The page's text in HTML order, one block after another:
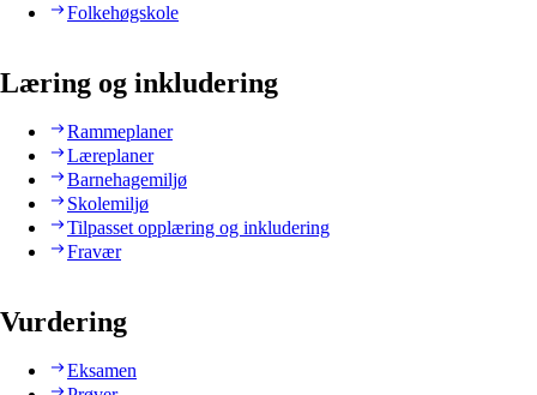
Folkehøgskole
Læring og inkludering
Rammeplaner
Læreplaner
Barnehagemiljø
Skolemiljø
Tilpasset opplæring og inkludering
Fravær
Vurdering
Eksamen